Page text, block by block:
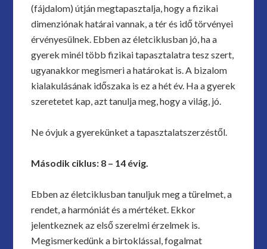
(fájdalom) útján megtapasztalja, hogy a fizikai
dimenziónak határai vannak, a tér és idő törvényei
érvényesülnek. Ebben az életciklusban jó, ha a
gyerek minél több fizikai tapasztalatra tesz szert,
ugyanakkor megismeri a határokat is. A bizalom
kialakulásának időszaka is ez a hét év. Ha a gyerek
szeretetet kap, azt tanulja meg, hogy a világ, jó.
Ne óvjuk a gyerekünket a tapasztalatszerzéstől.
Második ciklus: 8 – 14 évig.
Ebben az életciklusban tanuljuk meg a türelmet, a
rendet, a harmóniát és a mértéket. Ekkor
jelentkeznek az első szerelmi érzelmek is.
Megismerkedünk a birtoklással, fogalmat